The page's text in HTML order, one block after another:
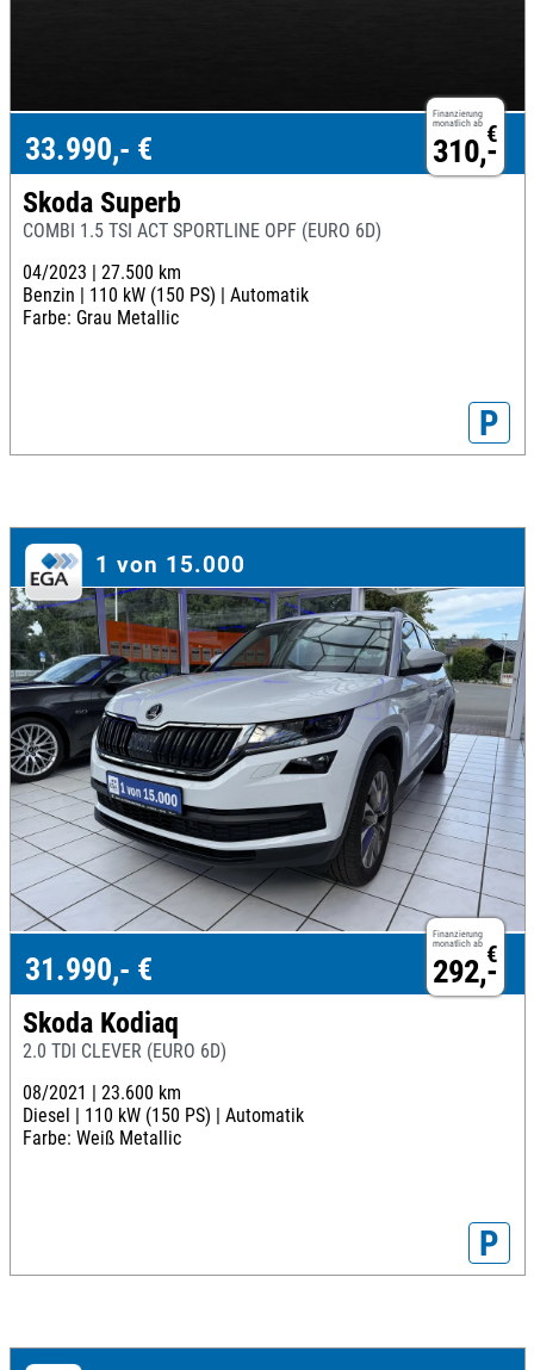
Finanzierung
monatlich ab €
310,-
33.990,- €
Skoda Superb
COMBI 1.5 TSI ACT SPORTLINE OPF (EURO 6D)
04/2023 | 27.500 km
Benzin | 110 kW (150 PS) | Automatik
Farbe: Grau Metallic
P
1 von 15.000
Finanzierung
monatlich ab €
292,-
31.990,- €
Skoda Kodiaq
2.0 TDI CLEVER (EURO 6D)
08/2021 | 23.600 km
Diesel | 110 kW (150 PS) | Automatik
Farbe: Weiß Metallic
P